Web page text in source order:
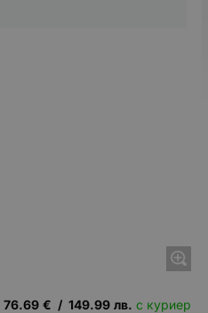
76.69 € / 149.99 лв. с куриер